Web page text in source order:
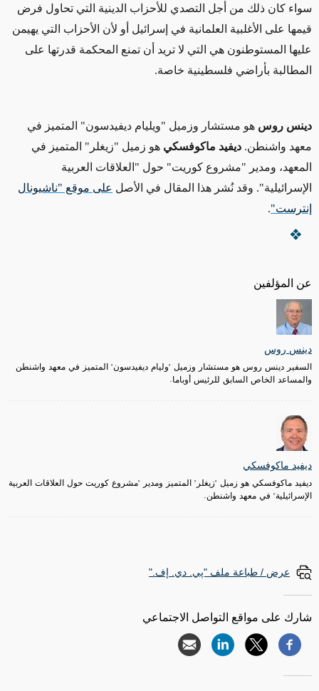
عن المؤلفين
دينس روس
السفير دينس روس هو مستشار وزميل "وليام ديفيدسون" المتميز في معهد واشنطن
والمساعد الخاص السابق للرئيس أوباما.
ديفيد ماكوفسكي
ديفيد ماكوفسكي هو زميل "زيغلر" المتميز ومدير "مشروع كوريت حول العلاقات العربية
الإسرائيلية" في معهد واشنطن.
سواء كان ذلك من أجل التصدي للأحزاب الدينية التي تحاول فرض
قيمها على الأغلبية العلمانية في إسرائيل أو لأن الأحزاب التي يهيمن
عليها المستوطنون هي التي لا تريد أن تمنع المحكمة قدرتها على
المطالبة بأراضي فلسطينية خاصة.
دينس روس هو مستشار وزميل "ويليام ديفيدسون" المتميز في
معهد واشنطن. ديفيد ماكوفسكي هو زميل "زيغلر" المتميز في
المعهد، ومدير "مشروع كوريت" حول "العلاقات العربية
الإسرائيلية". وقد نُشر هذا المقال في الأصل على موقع "ناشيونال
إنترست".
عرض / طباعة ملف "پي. دي. إف."
شارك على مواقع التواصل الاجتماعي